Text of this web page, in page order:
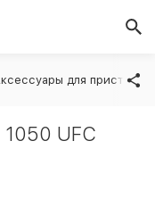
для приставок
UFC